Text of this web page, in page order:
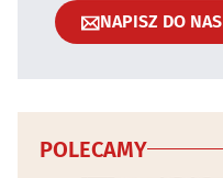
NAPISZ DO NAS
POLECAMY